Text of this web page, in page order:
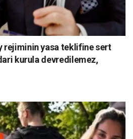
rejiminin yasa teklifine sert
kurula devredilemez,